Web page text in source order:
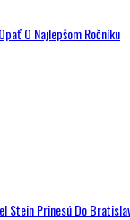
O Najlepšom Ročníku
Stein Prinesú Do